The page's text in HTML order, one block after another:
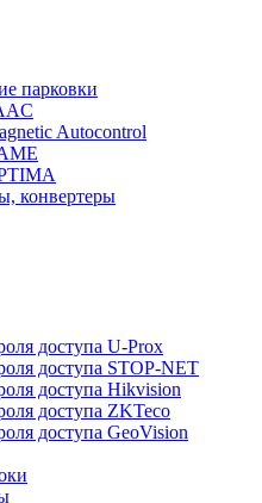
парковки
Autocontrol
конвертеры
доступа U-Prox
доступа STOP-NET
доступа Hikvision
доступа ZKTeco
доступа GeoVision